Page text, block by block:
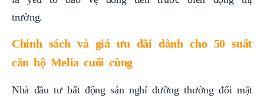
trường.
Chính sách và giá ưu đãi dành cho 50 suất
căn hộ Melia cuối cùng
Nhà đầu tư bất động sản nghỉ dưỡng thường đối mặt